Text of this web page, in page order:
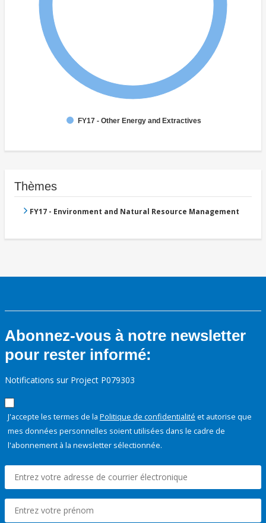
FY17 - Other Energy and Extractives
Thèmes
FY17 - Environment and Natural Resource Management
Abonnez-vous à notre newsletter
pour rester informé:
Notifications sur Project P079303
J'accepte les termes de la Politique de confidentialité et autorise que
mes données personnelles soient utilisées dans le cadre de
l'abonnement à la newsletter sélectionnée.